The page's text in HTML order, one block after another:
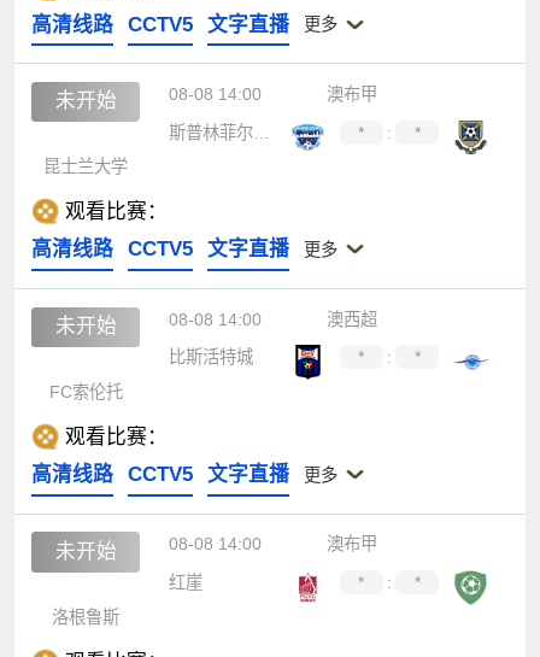
高清线路
CCTV5 文字直播 更多
未开始 08-08 14:00
澳布甲
斯普林菲尔德联
* :
*
昆士兰大学
观看比赛：
高清线路
CCTV5 文字直播 更多
未开始 08-08 14:00
澳西超
比斯活特城
* :
*
FC索伦托
观看比赛：
高清线路
CCTV5 文字直播 更多
未开始 08-08 14:00
澳布甲
红崖
* :
*
洛根鲁斯